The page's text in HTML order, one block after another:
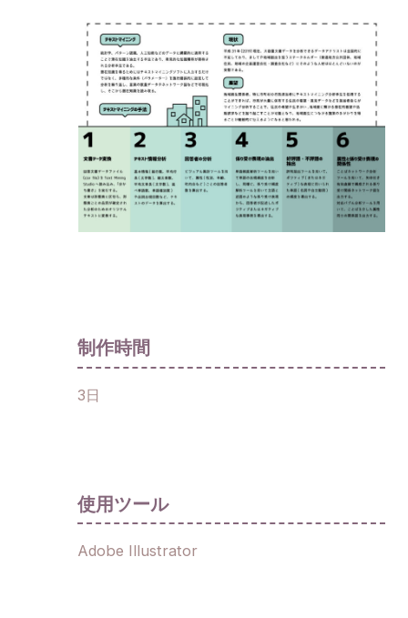
制作時間
3日
使用ツール
Adobe Illustrator